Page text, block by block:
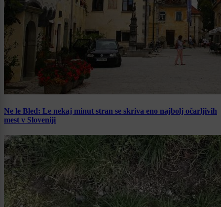
Ne le Bled: Le nekaj minut stran se skriva eno najbolj očarljivih
mest v Sloveniji